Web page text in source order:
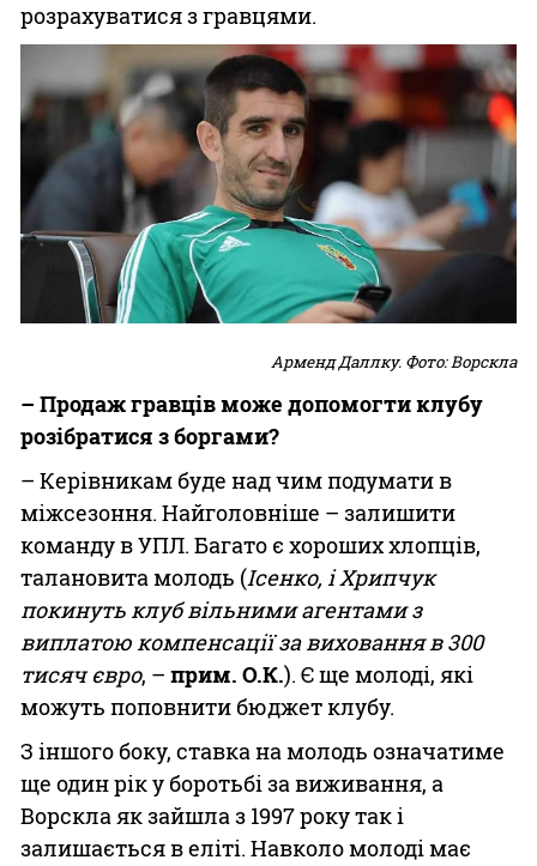
розрахуватися з гравцями.
Арменд Даллку. Фото: Ворскла
– Продаж гравців може допомогти клубу
розібратися з боргами?
– Керівникам буде над чим подумати в
міжсезоння. Найголовніше – залишити
команду в УПЛ. Багато є хороших хлопців,
талановита молодь (Ісенко, і Хрипчук
покинуть клуб вільними агентами з
виплатою компенсації за виховання в 300
тисяч євро, – прим. О.К.). Є ще молоді, які
можуть поповнити бюджет клубу.
З іншого боку, ставка на молодь означатиме
ще один рік у боротьбі за виживання, а
Ворскла як зайшла з 1997 року так і
залишається в еліті. Навколо молоді має